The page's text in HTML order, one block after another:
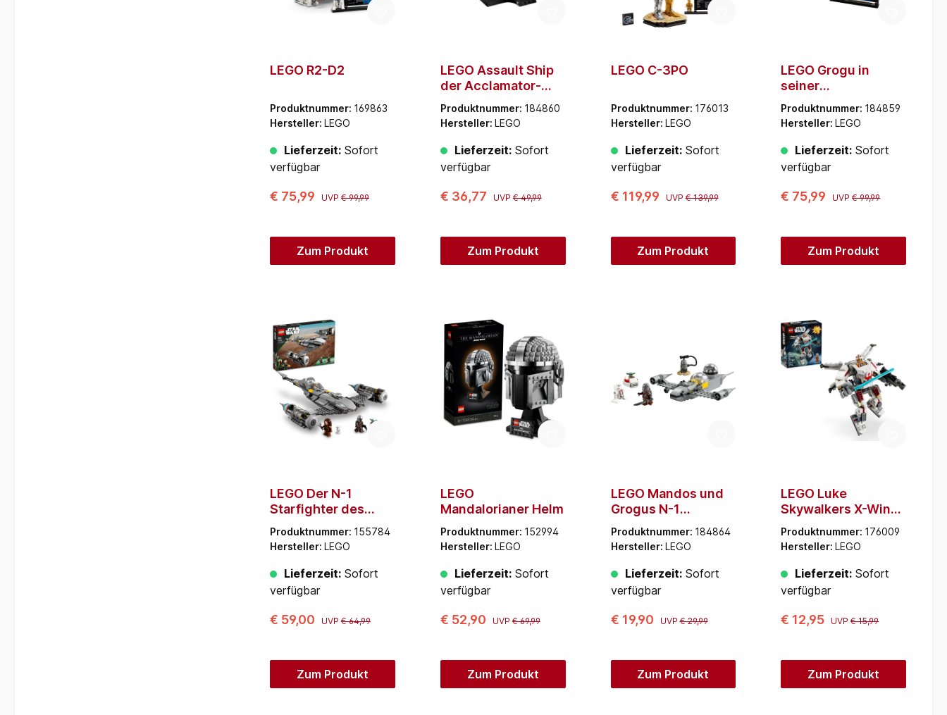
LEGO R2-D2
Produktnummer: 169863
Hersteller: LEGO
Lieferzeit: Sofort
verfügbar
€ 75,99 UVP € 99,99
Zum Produkt
LEGO Assault Ship
der Acclamator-
Klasse
Produktnummer: 184860
Hersteller: LEGO
Lieferzeit:Sofort
verfügbar
€ 36,77 UVP€ 49,99
Zum Produkt
LEGO C-3PO
Produktnummer: 176013
Hersteller: LEGO
Lieferzeit:Sofort
verfügbar
€ 119,99 UVP€ 139,99
Zum Produkt
LEGO Grogu in
seiner
Repulsorwiege
Produktnummer: 184859
Hersteller:LEGO
Lieferzeit: Sofort
verfügbar
€ 75,99 UVP€ 99,99
Zum Produkt
LEGO Der N-1
Starfighter des
Mandalorianers
Produktnummer: 155784
Hersteller: LEGO
Lieferzeit: Sofort
verfügbar
€ 59,00 UVP € 64,99
Zum Produkt
LEGO
Mandalorianer Helm
Produktnummer: 152994
Hersteller: LEGO
Lieferzeit:Sofort
verfügbar
€ 52,90 UVP€ 69,99
Zum Produkt
LEGO Mandos und
Grogus N-1
Starfighter
Produktnummer: 184864
Hersteller: LEGO
Lieferzeit:Sofort
verfügbar
€ 19,90 UVP€ 29,99
Zum Produkt
LEGO Luke
Skywalkers X-Wing
Mech
Produktnummer: 176009
Hersteller:LEGO
Lieferzeit: Sofort
verfügbar
€ 12,95 UVP€ 15,99
Zum Produkt